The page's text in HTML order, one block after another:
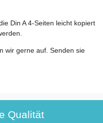
Din A 4-Seiten leicht kopiert
wir gerne auf. Senden sie
Qualität